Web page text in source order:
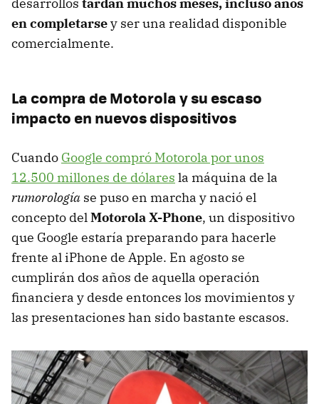
en completarsey ser una realidad disponible
comercialmente.
La compra de Motorola y su escaso
impacto en nuevos dispositivos
Cuando Google compró Motorola por unos
12.500 millones de dólares la máquina de la
rumorología se puso en marcha y nació el
concepto delMotorola X-Phone, un dispositivo
que Google estaría preparando para hacerle
frente al iPhone de Apple. En agosto se
cumplirán dos años de aquella operación
financiera y desde entonces los movimientos y
las presentaciones han sido bastante escasos.